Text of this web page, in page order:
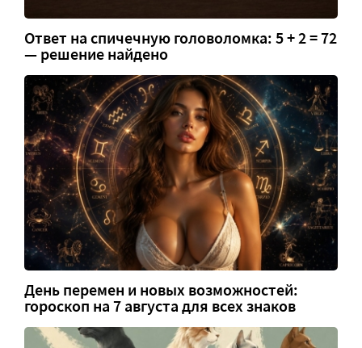
Ответ на спичечную головоломка: 5 + 2 = 72
— решение найдено
День перемен и новых возможностей:
гороскоп на 7 августа для всех знаков